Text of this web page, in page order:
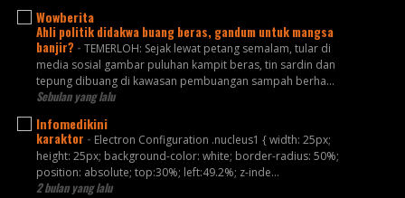
Wowberita
Ahli politik didakwa buang beras, gandum untuk mangsa
banjir? - TEMERLOH: Sejak lewat petang semalam, tular di
media sosial gambar puluhan kampit beras, tin sardin dan
tepung dibuang di kawasan pembuangan sampah berha...
Sebulan yang lalu
Infomedikini
karaktor - Electron Configuration .nucleus1 { width: 25px;
height: 25px; background-color: white; border-radius: 50%;
position: absolute; top:30%; left:49.2%; z-inde...
2 bulan yang lalu